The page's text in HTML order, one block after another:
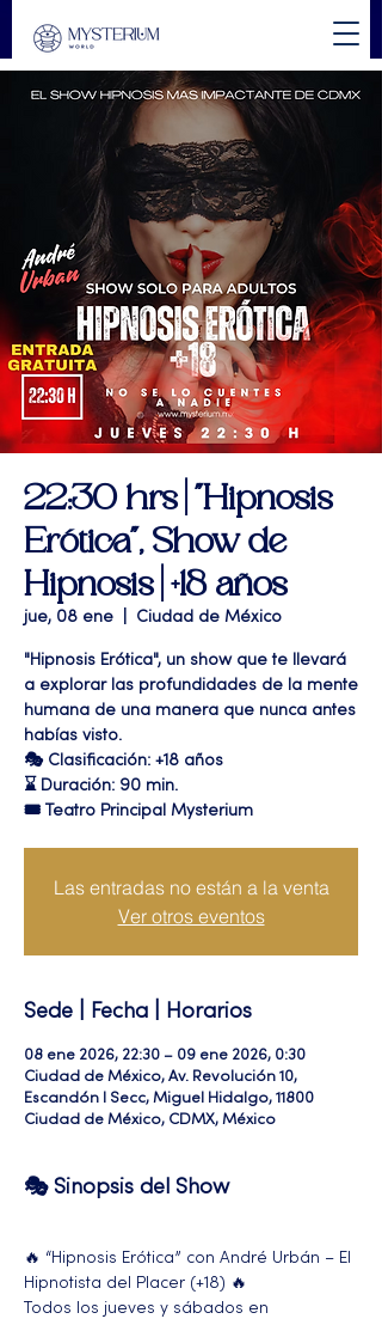
22:30 hrs | "Hipnosis
Erótica", Show de
Hipnosis | +18 años
jue, 08 ene Ciudad de México
"Hipnosis Erótica", un show que te llevará
a explorar las profundidades de la mente
humana de una manera que nunca antes
habías visto.
🎭 Clasificación: +18 años
⌛ Duración: 90 min.
🎟 Teatro Principal Mysterium
Las entradas no están a la venta
Ver otros eventos
Sede | Fecha | Horarios
08 ene 2026, 22:30 – 09 ene 2026, 0:30
Ciudad de México, Av. Revolución 10,
Escandón I Secc, Miguel Hidalgo, 11800
Ciudad de México, CDMX, México
🎭 Sinopsis del Show
🔥 “Hipnosis Erótica” con André Urbán – El
Hipnotista del Placer (+18) 🔥
Todos los jueves y sábados en